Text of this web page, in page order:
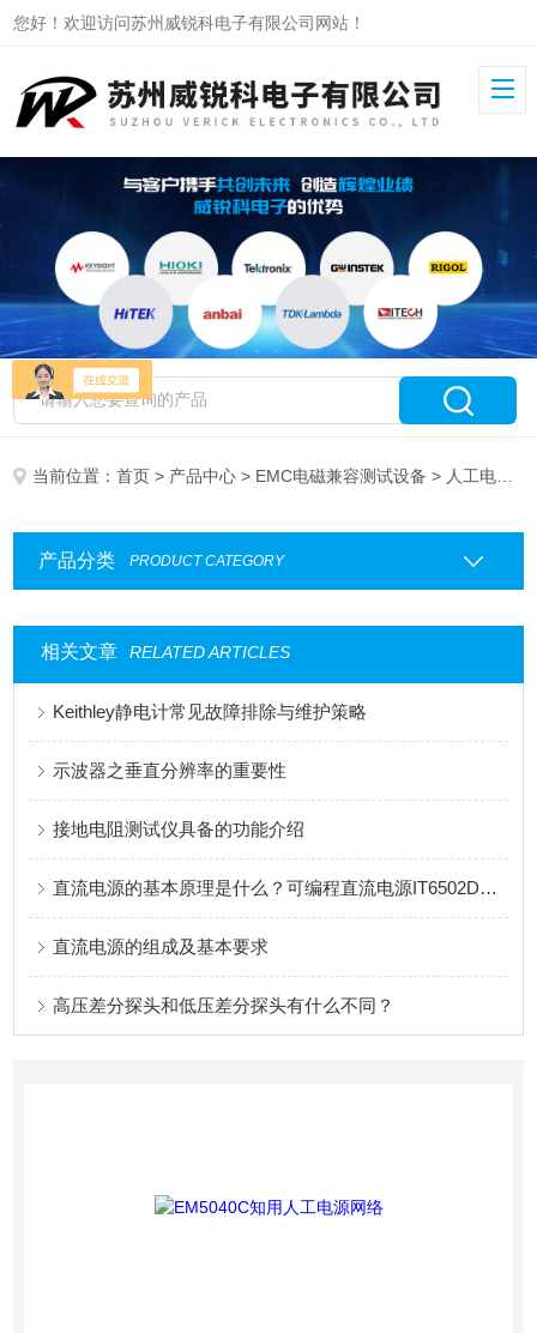
您好！欢迎访问苏州威锐科电子有限公司网站！
当前位置：首页 > 产品中心 > EMC电磁兼容测试设备 > 人工电源网络（LISN）
产品分类 PRODUCT CATEGORY
相关文章 RELATED ARTICLES
Keithley静电计常见故障排除与维护策略
示波器之垂直分辨率的重要性
接地电阻测试仪具备的功能介绍
直流电源的基本原理是什么？可编程直流电源IT6502D主要应用于哪些领域？
直流电源的组成及基本要求
高压差分探头和低压差分探头有什么不同？